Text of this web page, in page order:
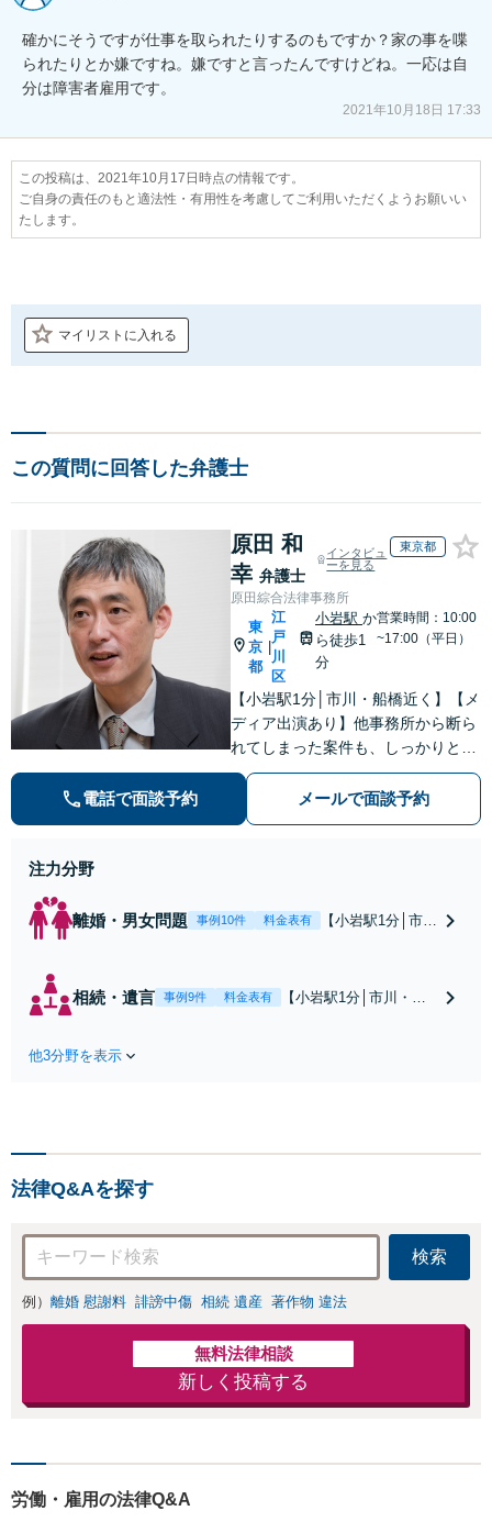
確かにそうですが仕事を取られたりするのもですか？家の事を喋
られたりとか嫌ですね。嫌ですと言ったんですけどね。一応は自
分は障害者雇用です。
2021年10月18日 17:33
この投稿は、2021年10月17日時点の情報です。
ご自身の責任のもと適法性・有用性を考慮してご利用いただくようお願いい
たします。
マイリストに入れる
この質問に回答した弁護士
原田 和
幸 弁護士
インタビュ
ーを見る
東京都
原田綜合法律事務所
東
京
都
江
戸
川
区
小岩駅か
ら徒歩1
分
営業時間：10:00
~17:00（平日）
【小岩駅1分│市川・船橋近く】【メ
ディア出演あり】他事務所から断ら
れてしまった案件も、しっかりと面
談し、法的アドバイスをいたします
【解決実績約1000件】豊富な離婚調
停・裁判実績あり【不動産業界出
電話で面談予約 メールで面談予約
注力分野
離婚・男女問題 事例10件 料金表有
【小岩駅1分│市
回避、裁判提起前
の和解、子の認知
相続・遺言 事例9件 料金表有
【小岩駅1分│市川・船
しい地域の皆さまも、
休日対応可】
他3分野を表示
法律Q&Aを探す
検索
例） 離婚 慰謝料 誹謗中傷 相続 遺産 著作物 違法
無料法律相談
新しく投稿する
労働・雇用の法律Q&A